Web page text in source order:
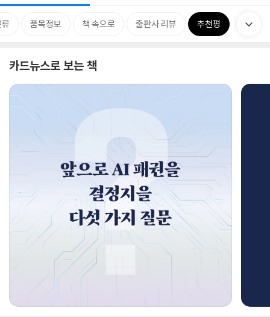
품목정보 책 속으로 출판사 리뷰 추천평
카드뉴스로 보는 책